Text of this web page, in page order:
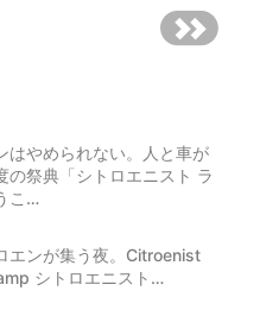
はやめられない。人と車が
の祭典「シトロエニスト ラ
こ…
エンが集う夜。Citroenist
シトロエニスト…